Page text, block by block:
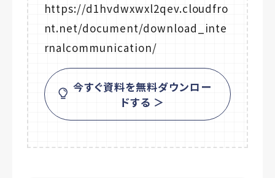
https://d1hvdwxwxl2qev.cloudfro
nt.net/document/download_inte
rnalcommunication/
今すぐ資料を無料ダウンロー
ドする ＞